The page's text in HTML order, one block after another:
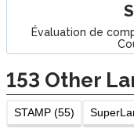
Évaluation de
153 Other
STAMP (55)